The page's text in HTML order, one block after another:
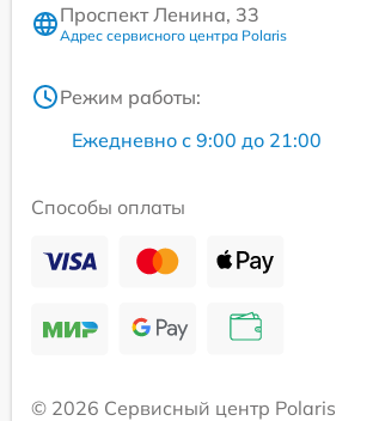
Проспект Ленина, 33
Адрес сервисного центра Polaris
Режим работы:
Ежедневно с 9:00 до 21:00
Способы оплаты
© 2026 Сервисный центр Polaris